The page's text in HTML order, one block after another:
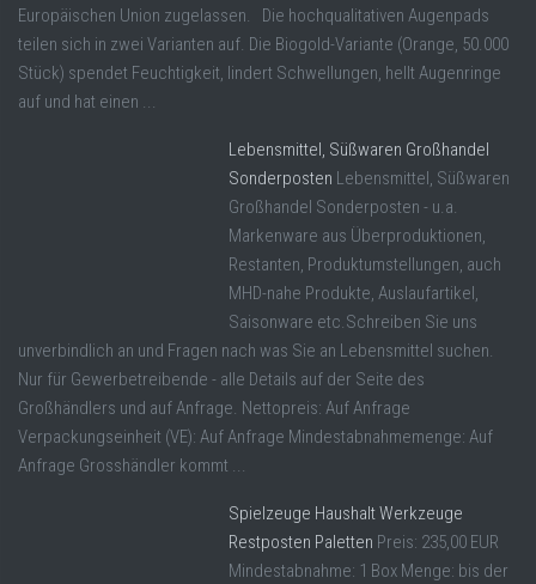
Europäischen Union zugelassen. Die hochqualitativen Augenpads
teilen sich in zwei Varianten auf. Die Biogold-Variante (Orange, 50.000
Stück) spendet Feuchtigkeit, lindert Schwellungen, hellt Augenringe
auf und hat einen ...
Lebensmittel, Süßwaren Großhandel
Sonderposten Lebensmittel, Süßwaren
Großhandel Sonderposten - u.a.
Markenware aus Überproduktionen,
Restanten, Produktumstellungen, auch
MHD-nahe Produkte, Auslaufartikel,
Saisonware etc.Schreiben Sie uns
unverbindlich an und Fragen nach was Sie an Lebensmittel suchen.
Nur für Gewerbetreibende - alle Details auf der Seite des
Großhändlers und auf Anfrage. Nettopreis: Auf Anfrage
Verpackungseinheit (VE): Auf Anfrage Mindestabnahmemenge: Auf
Anfrage Grosshändler kommt ...
Spielzeuge Haushalt Werkzeuge
Restposten Paletten Preis: 235,00 EUR
Mindestabnahme: 1 Box Menge: bis der